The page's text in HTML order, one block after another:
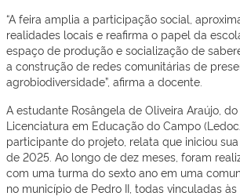
“A feira amplia a participação social,
realidades locais e reafirma o papel da
espaço de produção e socialização de
a construção de redes comunitárias de
agrobiodiversidade”, afirma a docente.
A estudante Rosângela de Oliveira Araújo,
Licenciatura em Educação do Campo
participante do projeto, relata que iniciou
de 2025. Ao longo de dez meses, foram
com uma turma do sexto ano em uma
no município de Pedro II, todas vinculadas